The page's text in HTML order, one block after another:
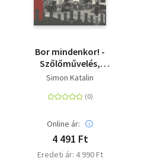
Bor mindenkor! -
Szőlőművelés,
borkultúra a
század végétől
Simon Katalin
Online ár:
4 491 Ft
Eredeti ár: 4 990 Ft